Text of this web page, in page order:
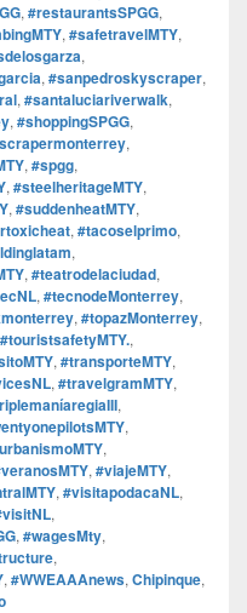
, #restaurantsSPGG,
, #safetravelMTY,
,
, #sanpedroskyscraper,
, #santaluciariverwalk,
, #shoppingSPGG,
,
, #spgg,
, #steelheritageMTY,
, #suddenheatMTY,
, #tacoselprimo,
,
, #teatrodelaciudad,
, #tecnodeMonterrey,
, #topazMonterrey,
#touristsafetyMTY.,
, #transporteMTY,
, #travelgramMTY,
,
,
,
, #viajeMTY,
, #visitapodacaNL,
,
, #wagesMty,
,
, #WWEAAAnews, Chipinque,